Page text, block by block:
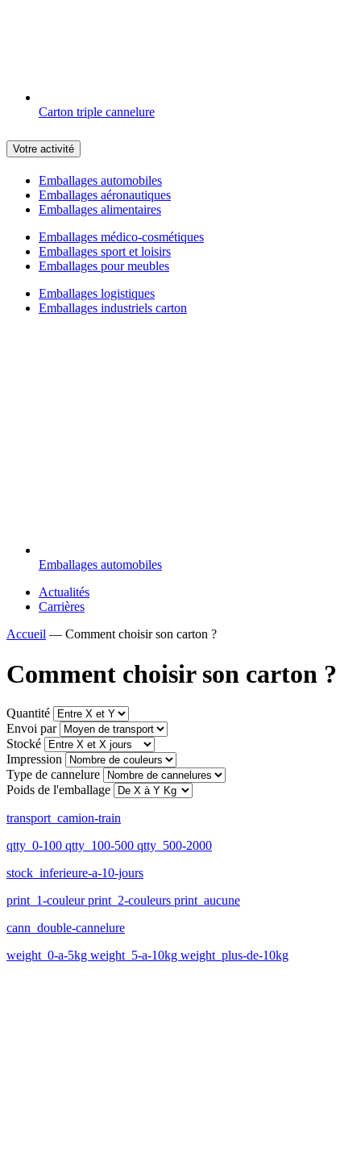
Carton triple cannelure
Votre activité
Emballages automobiles
Emballages aéronautiques
Emballages alimentaires
Emballages médico-cosmétiques
Emballages sport et loisirs
Emballages pour meubles
Emballages logistiques
Emballages industriels carton
Emballages automobiles
Actualités
Carrières
Accueil — Comment choisir son carton ?
Comment choisir son carton ?
Quantité
Envoi par
Stocké
Impression
Type de cannelure
Poids de l'emballage
transport_camion-train
qtty_0-100 qtty_100-500 qtty_500-2000
stock_inferieure-a-10-jours
print_1-couleur print_2-couleurs print_aucune
cann_double-cannelure
weight_0-a-5kg weight_5-a-10kg weight_plus-de-10kg